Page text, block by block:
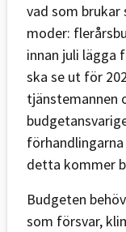
vad som brukar
moder:
innan juli lägga
ska se ut för
tjänstemannen
detta kommer
Budgeten
som försvar,